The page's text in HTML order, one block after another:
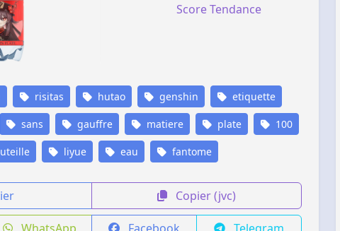
Score Tendance
risitas hutao genshin etiquette
sans gauffre matiere plate 100
liyue eau fantome
Copier (jvc)